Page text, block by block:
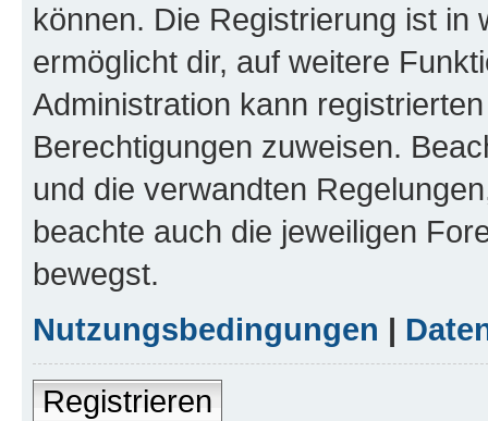
können. Die Registrierung ist in
ermöglicht dir, auf weitere
Administration kann
Berechtigungen zuweisen.
und die verwandten
beachte auch die jeweiligen
bewegst.
Nutzungsbedingungen |
Registrieren